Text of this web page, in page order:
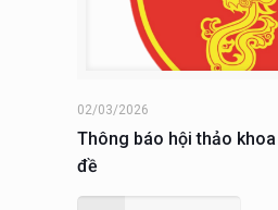
02/03/2026
Thông báo hội thảo
đề